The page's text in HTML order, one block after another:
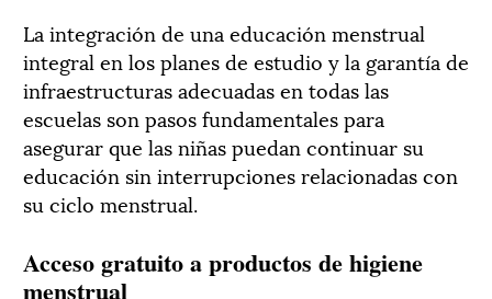
La integración de una educación menstrual
integral en los planes de estudio y la garantía de
infraestructuras adecuadas en todas las
escuelas son pasos fundamentales para
asegurar que las niñas puedan continuar su
educación sin interrupciones relacionadas con
su ciclo menstrual.
Acceso gratuito a productos de higiene
menstrual